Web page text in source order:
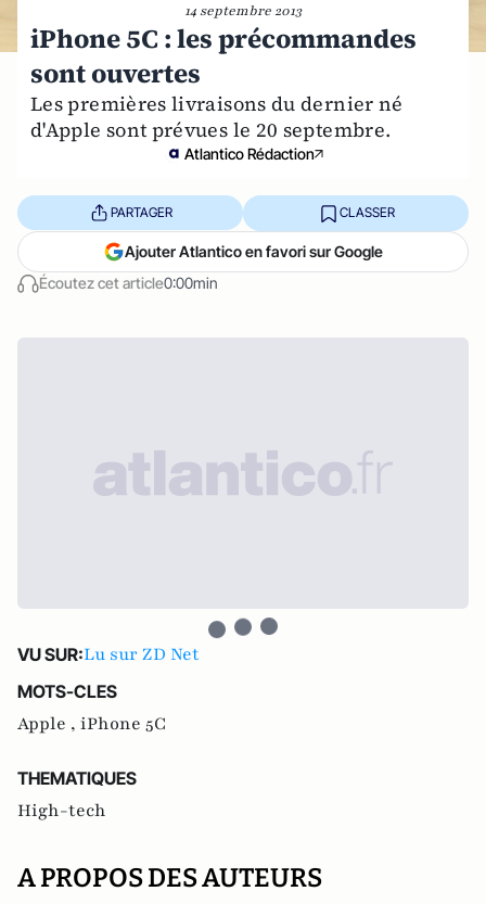
14 septembre 2013
iPhone 5C : les précommandes
sont ouvertes
Les premières livraisons du dernier né
d'Apple sont prévues le 20 septembre.
Atlantico Rédaction
Écoutez cet article0:00min
PARTAGER CLASSER
Ajouter Atlantico en favori sur Google
VU SUR:Lu sur ZD Net
MOTS-CLES
Apple , iPhone 5C
THEMATIQUES
High-tech
A PROPOS DES AUTEURS